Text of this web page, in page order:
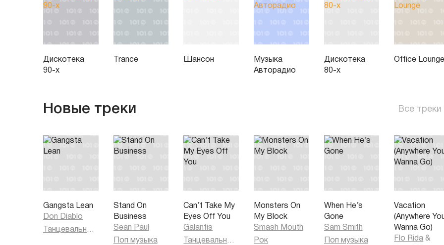
Дискотека
90-х
Trance Шансон
Музыка
Авторадио
Дискотека
80-х
Office
Новые треки Все треки
Gangsta Lean
Don Diablo
Танцевальная музыка
Stand On
Business
Sean Paul
Поп музыка
Can’t Take My
Eyes Off You
Galantis
Танцевальная музыка
Monsters On
My Block
Smash Mouth
Рок
When He’s
Gone
Sam Smith
Поп музыка
Vacation
(Anywhere
Wanna Go)
Flo Rida &